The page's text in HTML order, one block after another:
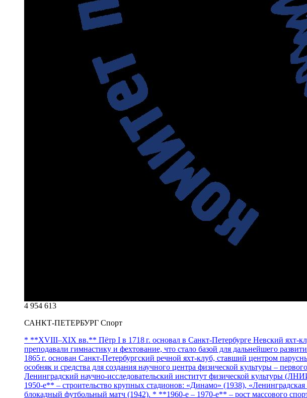
4 954 613
САНКТ-ПЕТЕРБУРГ Спорт
* **XVIII–XIX вв.** Пётр I в 1718 г. основал в Санкт‑Петербурге Невский
преподавали гимнастику и фехтование, что стало базой для дальнейшего
1865 г. основан Санкт‑Петербургский речной яхт‑клуб, ставший центром
особняк и средства для создания научного центра физической культуры –
Ленинградский научно‑исследовательский институт физической культуры
1950‑е** – строительство крупных стадионов: «Динамо» (1938),
блокадный футбольный матч (1942). * **1960‑е – 1970‑е** – рост массового